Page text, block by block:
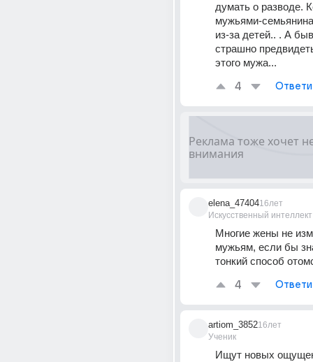
думать о разводе.
мужьями-
из-за детей.. . А
страшно
этого мужа...
4
elena_47404
Искусственный интеллект
16лет
Многие жены не
мужьям, если бы
тонкий способ
4
artiom_3852
Ученик
16лет
Ищут новых